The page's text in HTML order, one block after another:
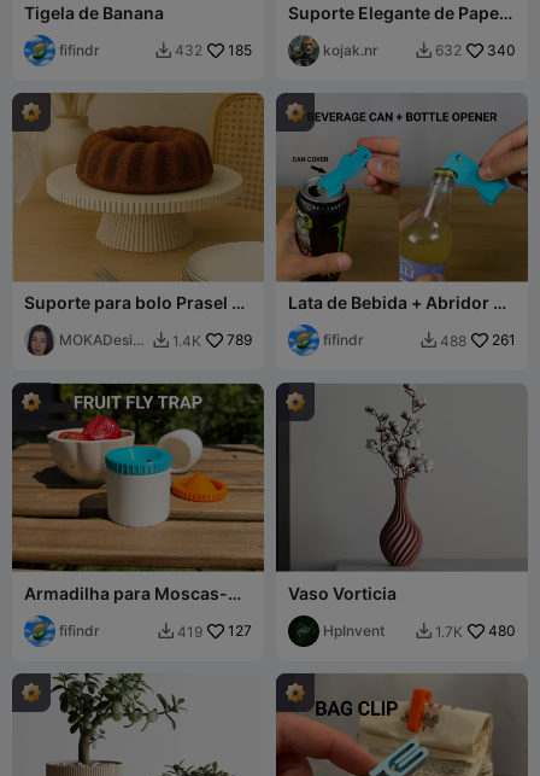
Tigela de Banana
fifindr  432 185
Suporte Elegante de Papel
Toalha com Ondas –
Decoração Moderna de
Cozinha
kojak.nr  632 340
Suporte para bolo Prasel -
MOKA Design
MOKADesig
 1.4K 789
Lata de Bebida + Abridor de
Garrafa
fifindr  488 261
Armadilha para Moscas-
das-frutas / Pragas
fifindr  419 127
Vaso Vorticia
HpInvent  1.7K 480